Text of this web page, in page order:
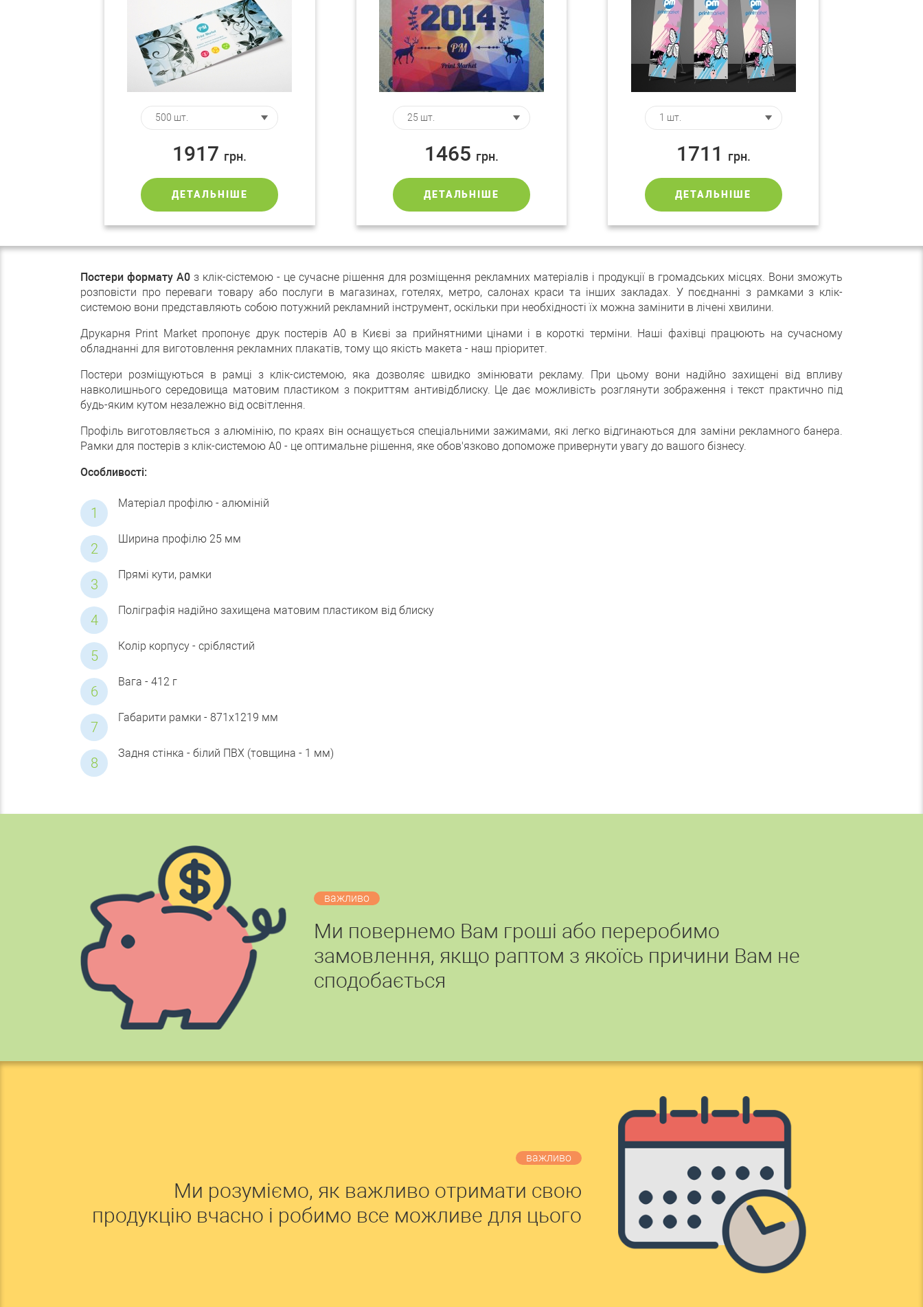
1917 грн.
ДЕТАЛЬНІШЕ
1465 грн.
ДЕТАЛЬНІШЕ
1711 грн.
ДЕТАЛЬНІШЕ
Постери формату А0з клік-сістемою - це сучасне рішення для розміщення рекламних матеріалів і продукції в громадських місцях. Вони зможуть
розповісти про переваги товару або послуги в магазинах, готелях, метро, ​​салонах краси та інших закладах. У поєднанні з рамками з клік-
системою вони представляють собою потужний рекламний інструмент, оскільки при необхідності їх можна замінити в лічені хвилини.
Друкарня Print Market пропонує друк постерів А0 в Києві за прийнятними цінами і в короткі терміни. Наші фахівці працюють на сучасному
обладнанні для виготовлення рекламних плакатів, тому що якість макета - наш пріоритет.
Постери розміщуються в рамці з клік-системою, яка дозволяє швидко змінювати рекламу. При цьому вони надійно захищені від впливу
навколишнього середовища матовим пластиком з покриттям антивідблиску. Це дає можливість розглянути зображення і текст практично під
будь-яким кутом незалежно від освітлення.
Профіль виготовляється з алюмінію, по краях він оснащується спеціальними зажимами, які легко відгинаються для заміни рекламного банера.
Рамки для постерів з клік-системою А0 - це оптимальне рішення, яке обов'язково допоможе привернути увагу до вашого бізнесу.
Особливості:
Матеріал профілю - алюміній
Ширина профілю 25 мм
Прямі кути, рамки
Поліграфія надійно захищена матовим пластиком від блиску
Колір корпусу - сріблястий
Вага - 412 г
Габарити рамки - 871х1219 мм
Задня стінка - білий ПВХ (товщина - 1 мм)
важливо
Ми повернемо Вам гроші або переробимо
замовлення, якщо раптом з якоїсь причини Вам не
сподобається
важливо
Ми розуміємо, як важливо отримати свою
продукцію вчасно і робимо все можливе для цього